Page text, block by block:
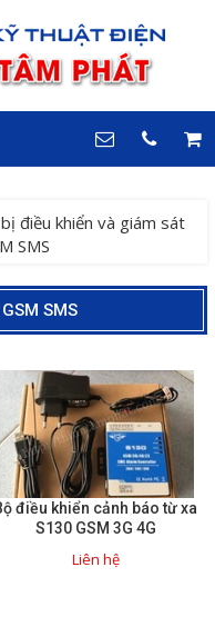
điều khiển và giám sát
SMS
SMS
điều khiển cảnh báo từ xa
S130 GSM 3G 4G
Liên hệ
Hotline
0909 199 102
Địa chỉ
64 đường 24, KDC Hiệp
Thủ Dầu Một, Tỉnh Bình
Dương
Điện thoại
0909 199 102
2018. ALL RIGHTS RESERVED